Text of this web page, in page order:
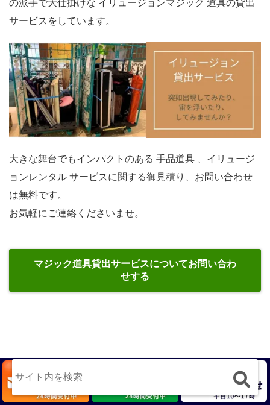
の派手で大仕掛けな イリュージョンマジック 道具の貸出
サービスをしています。
大きな舞台でもインパクトのある 手品道具 、イリュージ
ョンレンタル サービスに関する御見積り、お問い合わせ
は無料です。
お気軽にご連絡くださいませ。
マジック道具貸出サービスについてお問い合わ
せする